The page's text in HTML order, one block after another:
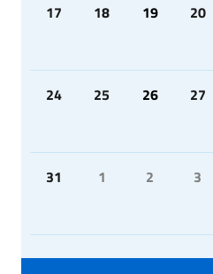
17 18 19 20
24 25 26 27
31 1 2 3